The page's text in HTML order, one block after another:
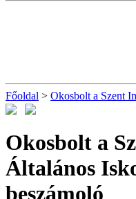
Főoldal > Okosbolt a Szent
Okosbolt a
Általános
beszámoló